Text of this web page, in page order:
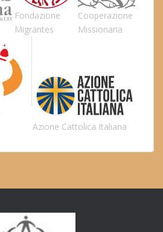
Fondazione
Migrantes
Cooperazione
Missionaria
Azione Cattolica Italiana